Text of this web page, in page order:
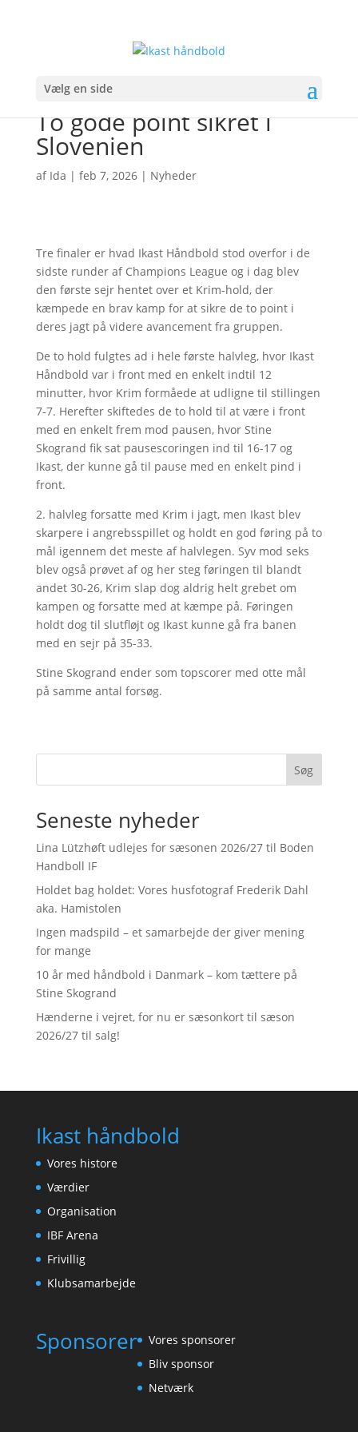
Vælg en side
To gode point sikret i
Slovenien
af Ida | feb 7, 2026| Nyheder
Tre finaler er hvad Ikast Håndbold stod overfor i de
sidste runder af Champions League og i dag blev
den første sejr hentet over et Krim-hold, der
kæmpede en brav kamp for at sikre de to point i
deres jagt på videre avancement fra gruppen.
De to hold fulgtes ad i hele første halvleg, hvor Ikast
Håndbold var i front med en enkelt indtil 12
minutter, hvor Krim formåede at udligne til stillingen
7-7. Herefter skiftedes de to hold til at være i front
med en enkelt frem mod pausen, hvor Stine
Skogrand fik sat pausescoringen ind til 16-17 og
Ikast, der kunne gå til pause med en enkelt pind i
front.
2. halvleg forsatte med Krim i jagt, men Ikast blev
skarpere i angrebsspillet og holdt en god føring på to
mål igennem det meste af halvlegen. Syv mod seks
blev også prøvet af og her steg føringen til blandt
andet 30-26, Krim slap dog aldrig helt grebet om
kampen og forsatte med at kæmpe på. Føringen
holdt dog til slutfløjt og Ikast kunne gå fra banen
med en sejr på 35-33.
Stine Skogrand ender som topscorer med otte mål
på samme antal forsøg.
Søg
Seneste nyheder
Lina Lützhøft udlejes for sæsonen 2026/27 til Boden
Handboll IF
Holdet bag holdet: Vores husfotograf Frederik Dahl
aka. Hamistolen
Ingen madspild – et samarbejde der giver mening
for mange
10 år med håndbold i Danmark – kom tættere på
Stine Skogrand
Hænderne i vejret, for nu er sæsonkort til sæson
2026/27 til salg!
Ikast håndbold
Vores histore
Værdier
Organisation
IBF Arena
Frivillig
Klubsamarbejde
Sponsorer
Vores sponsorer
Bliv sponsor
Netværk